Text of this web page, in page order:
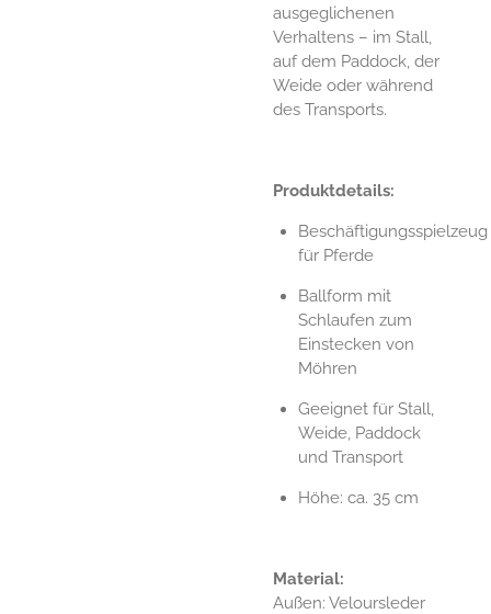
ausgeglichenen
Verhaltens – im Stall,
auf dem Paddock, der
Weide oder während
des Transports.
Produktdetails:
Beschäftigungsspielzeug
für Pferde
Ballform mit
Schlaufen zum
Einstecken von
Möhren
Geeignet für Stall,
Weide, Paddock
und Transport
Höhe: ca. 35 cm
Material:
Außen: Veloursleder